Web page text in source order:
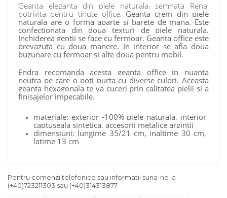
Geanta eleganta din piele naturala, semnata Rena,
potrivita pentru tinute office. Geanta crem din piele
naturala are o forma aparte si barete de mana. Este
confectionata din doua texturi de piele naturala.
Inchiderea gentii se face cu fermoar. Geanta office este
prevazuta cu doua manere. In interior se afla doua
buzunare cu fermoar si alte doua pentru mobil.
Endra recomanda acesta geanta office in nuanta
neutra pe care o poti purta cu diverse culori. Aceasta
geanta hexagonala te va cuceri prin calitatea pielii si a
finisajelor impecabile.
materiale: exterior -100% piele naturala, interior
captuseala sintetica, accesorii metalice argintii
dimensiuni: lungime 35/21 cm, inaltime 30 cm,
latime 13 cm
Pentru comenzi telefonice sau informatii suna-ne la
(+40)723211303 sau (+40)314313877